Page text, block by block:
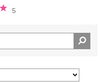
5